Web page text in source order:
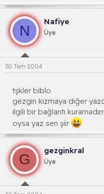
N
Nafiye
Üye
30 Tem 2004
tşkler biblo
gezgin kızmaya diğer
ilgili bir bağlantı
oysa yaz sen şiir
G
gezginkral
Üye